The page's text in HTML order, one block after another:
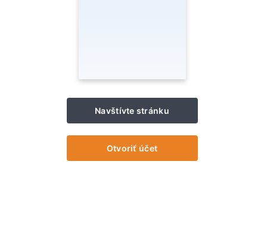
Navštívte stránku
Otvoriť účet